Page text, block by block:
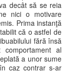
decât să se reia
nici o motivare
Prima instanţă
că o astfel de
fără însă
al
a unor sume
caz contrar s-ar